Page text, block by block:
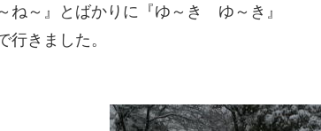
ね～』とばかりに『ゆ～き ゆ～き』
行きました。